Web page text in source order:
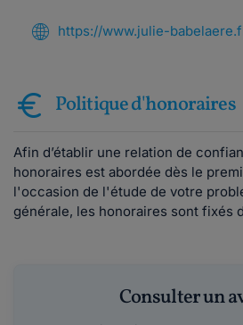
https://www.julie-
Politique d'honoraires
Afin d’établir une relation de
honoraires est abordée dès le
l'occasion de l'étude de votre
générale, les honoraires sont fixés
Consulter un